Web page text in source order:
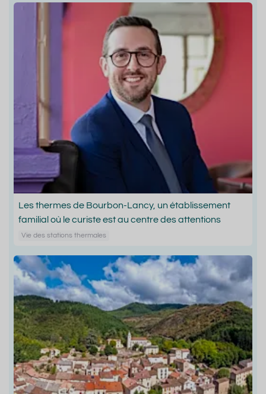
Les thermes de Bourbon-Lancy, un établissement
familial où le curiste est au centre des attentions
Vie des stations thermales